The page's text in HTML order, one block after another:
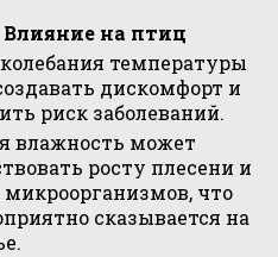
Влияние на птиц
температуры
дискомфорт и
риск заболеваний.
влажность может
росту плесени и
что
сказывается на